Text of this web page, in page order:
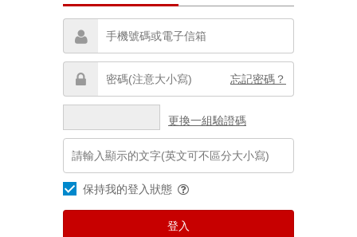
忘記密碼？
更換一組驗證碼
保持我的登入狀態